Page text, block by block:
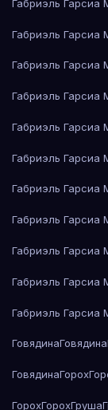
Габриэль Гарсиа
Габриэль Гарсиа
Габриэль Гарсиа
Габриэль Гарсиа
Габриэль Гарсиа
Габриэль Гарсиа
Габриэль Гарсиа
Габриэль Гарсиа
Габриэль Гарсиа
Габриэль Гарсиа
Габриэль Гарсиа
ГовядинаГовядина
ГовядинаГорох
ГорохГорохГруша